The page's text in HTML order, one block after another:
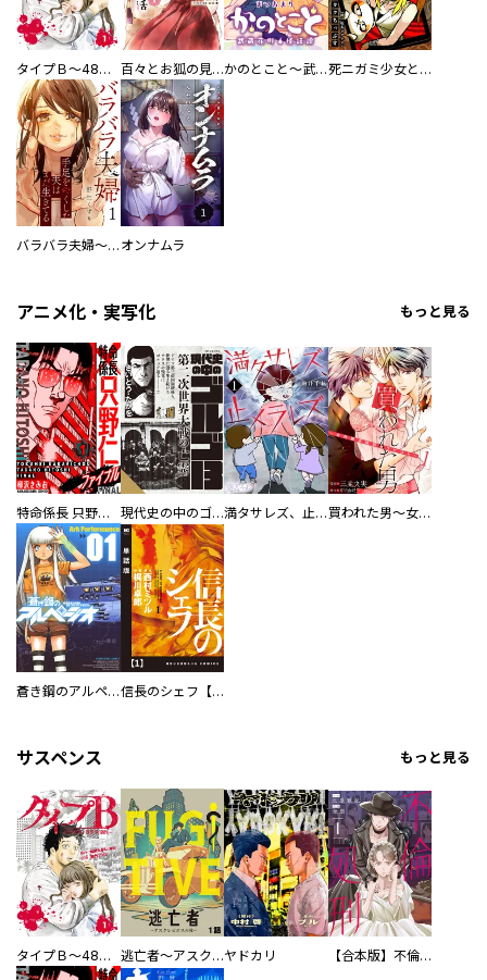
タイプＢ～48時間後、致死率100％～【単話】 百々とお狐の見習い巫女生活【単行本版】 かのとこと～武蔵花町怪話譚～ 【連載版】 死ニガミ少女とスマホ神
バラバラ夫婦～手足をなくした夫はまだ生きてる オンナムラ
アニメ化・実写化 もっと見る
特命係長 只野仁ファイナル 愛蔵版 現代史の中のゴルゴ13 満タサレズ、止メラレズ 買われた男～女性限定快感セラピスト～【描き下ろしおまけ付き特装版】
蒼き鋼のアルペジオ 信長のシェフ【単話版】
サスペンス もっと見る
タイプＢ～48時間後、致死率100％～【単話】 逃亡者～アスクレピオスの杖～ヤドカリ 【合本版】不倫処刑